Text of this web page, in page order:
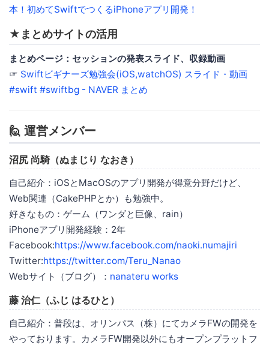
本！初めてSwiftでつくるiPhoneアプリ開発！
★まとめサイトの活用
まとめページ：セッションの発表スライド、収録動画
☞ Swiftビギナーズ勉強会(iOS,watchOS) スライド・動画
#swift #swiftbg - NAVER まとめ
🙋 運営メンバー
沼尻 尚騎（ぬまじり なおき）
自己紹介：iOSとMacOSのアプリ開発が得意分野だけど、
Web関連（CakePHPとか）も勉強中。
好きなもの：ゲーム（ワンダと巨像、rain）
iPhoneアプリ開発経験：2年
Facebook:https://www.facebook.com/naoki.numajiri
Twitter:https://twitter.com/Teru_Nanao
Webサイト（ブログ）： nanateru works
藤 治仁（ふじ はるひと）
自己紹介：普段は、オリンパス（株）にてカメラFWの開発を
やっております。カメラFW開発以外にもオープンプラットフ